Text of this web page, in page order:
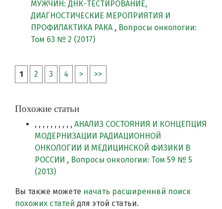
МУЖЧИН: ДНК-ТЕСТИРОВАНИЕ,
ДИАГНОСТИЧЕСКИЕ МЕРОПРИЯТИЯ И
ПРОФИЛАКТИКА РАКА , Вопросы онкологии:
Том 63 № 2 (2017)
1 2 3 4 > >>
Похожие статьи
, , , , , , , , , , АНАЛИЗ СОСТОЯНИЯ И КОНЦЕПЦИЯ
МОДЕРНИЗАЦИИ РАДИАЦИОННОЙ
ОНКОЛОГИИ И МЕДИЦИНСКОЙ ФИЗИКИ В
РОССИИ , Вопросы онкологии: Том 59 № 5
(2013)
Вы также можете начать расширеннвй поиск
похожих статей для этой статьи.